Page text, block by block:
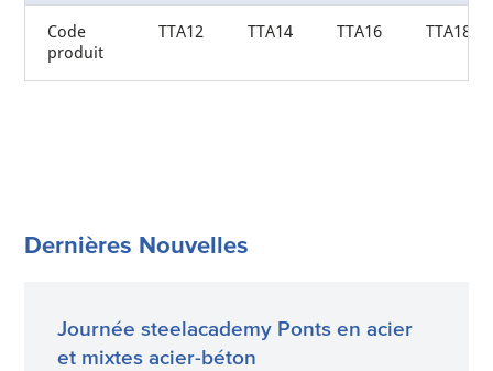
Code
produit
TTA12 TTA14 TTA16 TTA18
Dernières Nouvelles
Journée steelacademy Ponts en acier
et mixtes acier-béton